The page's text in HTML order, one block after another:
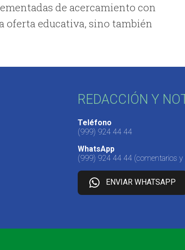
de acercamiento con
oferta educativa, sino también
REDACCIÓN Y
Teléfono
(999) 924 44 44
WhatsApp
(999) 924 44 44 (comentarios y
ENVIAR WHATSAPP